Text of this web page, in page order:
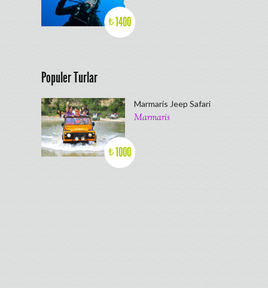
₺1400
Populer Turlar
₺1000
Marmaris Jeep Safari
Marmaris